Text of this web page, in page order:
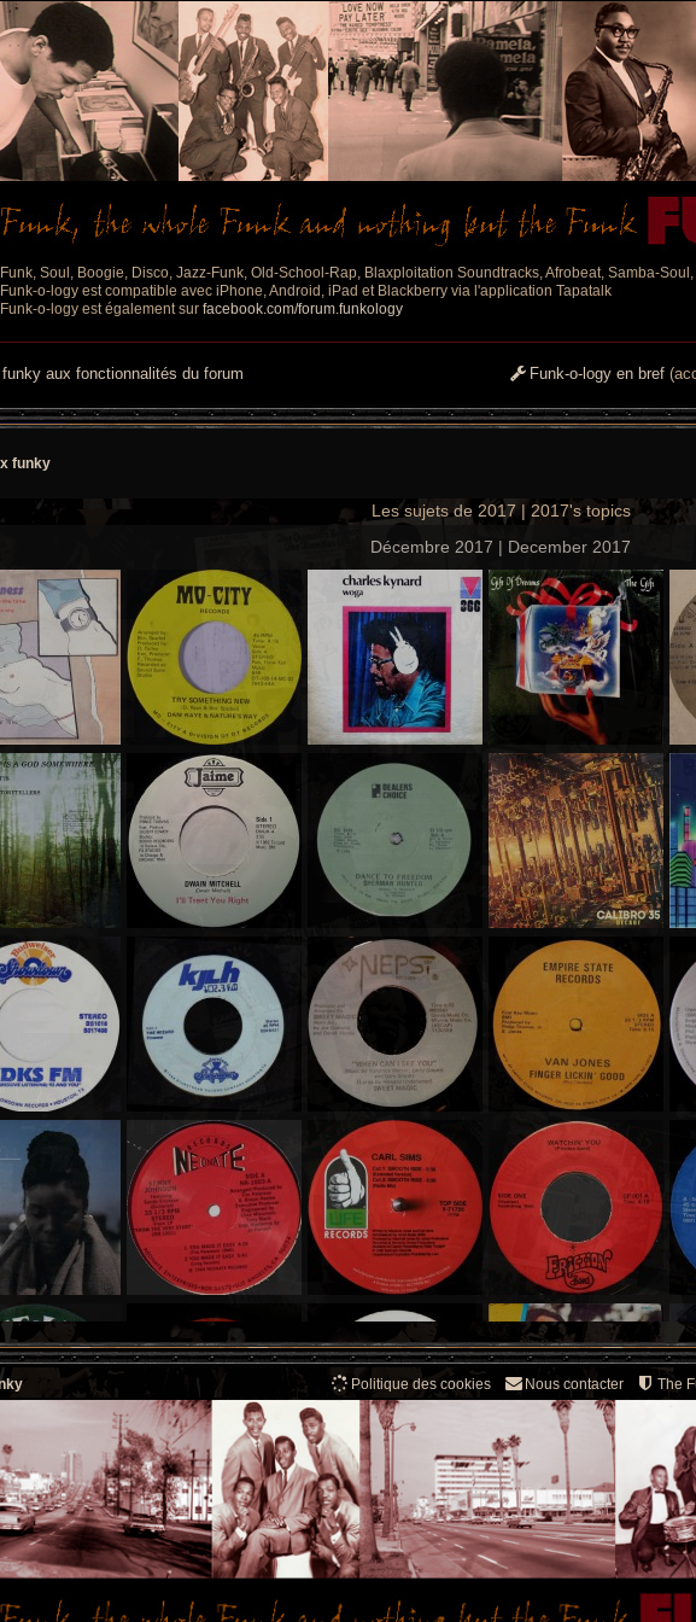
Funk, Soul, Boogie, Disco, Jazz-Funk, Old-School-Rap, Blaxploitation Soundtracks, Afrobeat, Samba-Soul,
Funk-o-logy est compatible avec iPhone, Android, iPad et Blackberry via l'application Tapatalk
Funk-o-logy est également sur facebook.com/forum.funkology
aux fonctionnalités du forum Funk-o-logy en bref
funky
Les sujets de 2017 | 2017's topics
Décembre 2017 | December 2017
The
Nous contacter
Politique des cookies